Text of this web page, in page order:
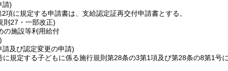
請)
項に規定する申請書は、支給認定証再交付申請書とする。
則27・一部改正)
の施設等利用給付
及び認定変更の申請)
に規定する子どもに係る施行規則第28条の3第1項及び第28条の8第1号